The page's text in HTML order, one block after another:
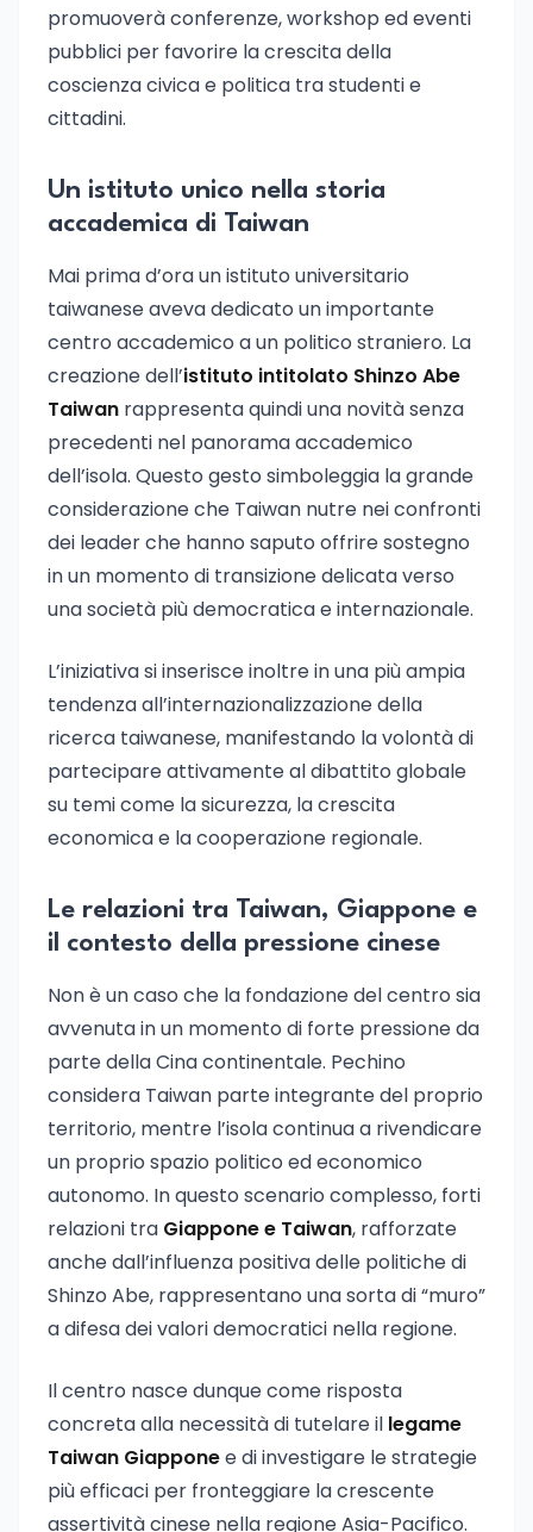
promuoverà conferenze, workshop ed eventi
pubblici per favorire la crescita della
coscienza civica e politica tra studenti e
cittadini.
Un istituto unico nella storia
accademica di Taiwan
Mai prima d’ora un istituto universitario
taiwanese aveva dedicato un importante
centro accademico a un politico straniero. La
creazione dell’istituto intitolato Shinzo Abe
Taiwan rappresenta quindi una novità senza
precedenti nel panorama accademico
dell’isola. Questo gesto simboleggia la grande
considerazione che Taiwan nutre nei confronti
dei leader che hanno saputo offrire sostegno
in un momento di transizione delicata verso
una società più democratica e internazionale.
L’iniziativa si inserisce inoltre in una più ampia
tendenza all’internazionalizzazione della
ricerca taiwanese, manifestando la volontà di
partecipare attivamente al dibattito globale
su temi come la sicurezza, la crescita
economica e la cooperazione regionale.
Le relazioni tra Taiwan, Giappone e
il contesto della pressione cinese
Non è un caso che la fondazione del centro sia
avvenuta in un momento di forte pressione da
parte della Cina continentale. Pechino
considera Taiwan parte integrante del proprio
territorio, mentre l’isola continua a rivendicare
un proprio spazio politico ed economico
autonomo. In questo scenario complesso, forti
relazioni tra Giappone e Taiwan, rafforzate
anche dall’influenza positiva delle politiche di
Shinzo Abe, rappresentano una sorta di “muro”
a difesa dei valori democratici nella regione.
Il centro nasce dunque come risposta
concreta alla necessità di tutelare il legame
Taiwan Giapponee di investigare le strategie
più efficaci per fronteggiare la crescente
assertività cinese nella regione Asia-Pacifico.